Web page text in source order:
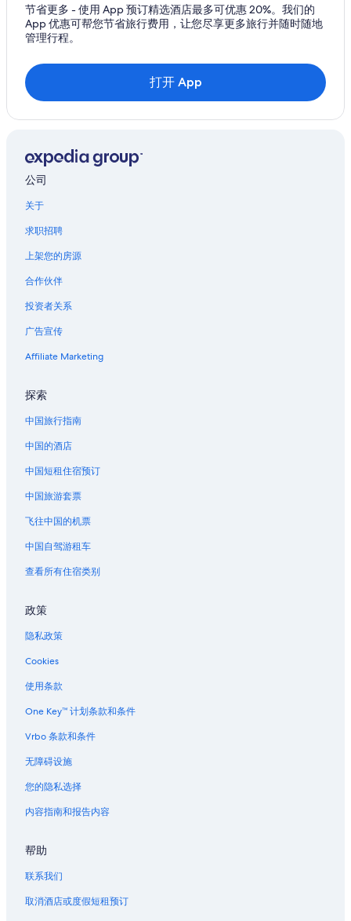
节省更多 - 使用 App 预订精选酒店最多可优惠 20%。我们的
App 优惠可帮您节省旅行费用，让您尽享更多旅行并随时随地
管理行程。
打开 App
公司
关于
求职招聘
上架您的房源
合作伙伴
投资者关系
广告宣传
Affiliate Marketing
探索
中国旅行指南
中国的酒店
中国短租住宿预订
中国旅游套票
飞往中国的机票
中国自驾游租车
查看所有住宿类别
政策
隐私政策
Cookies
使用条款
One Key™ 计划条款和条件
Vrbo 条款和条件
无障碍设施
您的隐私选择
内容指南和报告内容
帮助
联系我们
取消酒店或度假短租预订